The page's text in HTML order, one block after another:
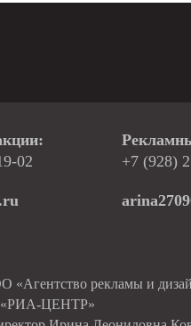
02
+7 (928)
«Агентство рекламы и
«РИА-ЦЕНТР»